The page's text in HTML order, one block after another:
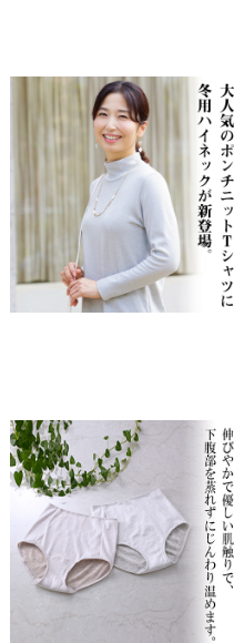
足が冷える
売り切れ